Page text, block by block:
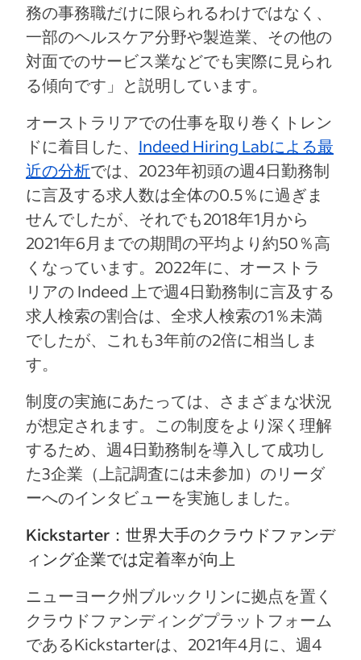
務の事務職だけに限られるわけではなく、
一部のヘルスケア分野や製造業、その他の
対面でのサービス業などでも実際に見られ
る傾向です」と説明しています。
オーストラリアでの仕事を取り巻くトレン
ドに着目した、 Indeed Hiring Labによる最
近の分析では、2023年初頭の週4日勤務制
に言及する求人数は全体の0.5％に過ぎま
せんでしたが、それでも2018年1月から
2021年6月までの期間の平均より約50％高
くなっています。2022年に、オーストラ
リアの Indeed 上で週4日勤務制に言及する
求人検索の割合は、全求人検索の1％未満
でしたが、これも3年前の2倍に相当しま
す。
制度の実施にあたっては、さまざまな状況
が想定されます。この制度をより深く理解
するため、週4日勤務制を導入して成功し
た3企業（上記調査には未参加）のリーダ
ーへのインタビューを実施しました。
Kickstarter：世界大手のクラウドファンデ
ィング企業では定着率が向上
ニューヨーク州ブルックリンに拠点を置く
クラウドファンディングプラットフォーム
であるKickstarterは、2021年4月に、週4